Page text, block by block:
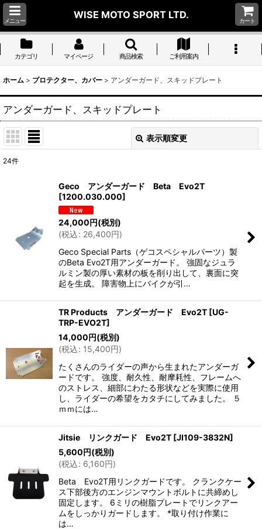
メニュー
WISE MOTO SPORT LTD.
カート
カテゴリ マイページ 商品検索 ご利用案内
ホーム > プロテクター、カバー > アンダーガード、スキッドプレート
アンダーガード、スキッドプレート
表示順変更
絞り込む
24件
Geco アンダーガード Beta Evo2T
[1200.030.000]
24,000円(税別)
(税込: 26,400円)
Geco Special Parts（ゲコスペシャルパーツ）製
のBeta Evo2T用アンダーガード。 強固なジュラ
ルミン製の厚い素材の板を削り出して、裏面に突
起を生成。 障害物上にバイクが引…
TR Products アンダーガード Evo2T [UG-
TRP-EVO2T]
14,000円(税別)
(税込: 15,400円)
たくさんのライダーの声から生まれたアンダーガ
ードです。 強度、耐久性、耐摩耗性、フレームへ
のストレス、細部にわたる形状などを実際に使用
し、ライダーの希望をカタチにしてみました。 ５
ｍｍには…
Jitsie リンクガード Evo2T [JI109-3832N]
5,600円(税別)
(税込: 6,160円)
Beta Evo2T用リンクガードです。 クランクケー
ス下部後方のエンジンマウントボルトに共締めし
固定します。 6ミリの樹脂プレートでリンクアー
ムをしっかりガードします。 *取り付け作業に
は…